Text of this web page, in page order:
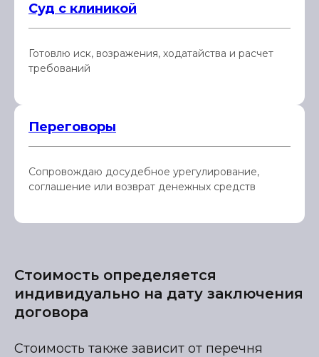
Суд с клиникой
Готовлю иск, возражения, ходатайства и расчет
требований
Переговоры
Сопровождаю досудебное урегулирование,
соглашение или возврат денежных средств
Стоимость определяется
индивидуально на дату заключения
договора
Стоимость также зависит от перечня